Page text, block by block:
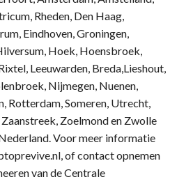
Rheden, Den Haag,
Eindhoven, Groningen,
Hoek, Hoensbroek,
Leeuwarden, Breda,Lieshout,
Nijmegen, Nuenen,
Rotterdam, Someren, Utrecht,
Zoelmond en Zwolle
Voor meer informatie
of contact opnemen
van de Centrale